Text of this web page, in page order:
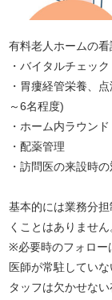
有料老人ホームの
・バイタルチェック
・胃瘻経管栄養、
～6名程度)
・ホーム内ラウンド
・配薬管理
・訪問医の来設時
基本的には業務分
くことはありません
※必要時のフォロー
医師が常駐してい
タッフは欠かせない